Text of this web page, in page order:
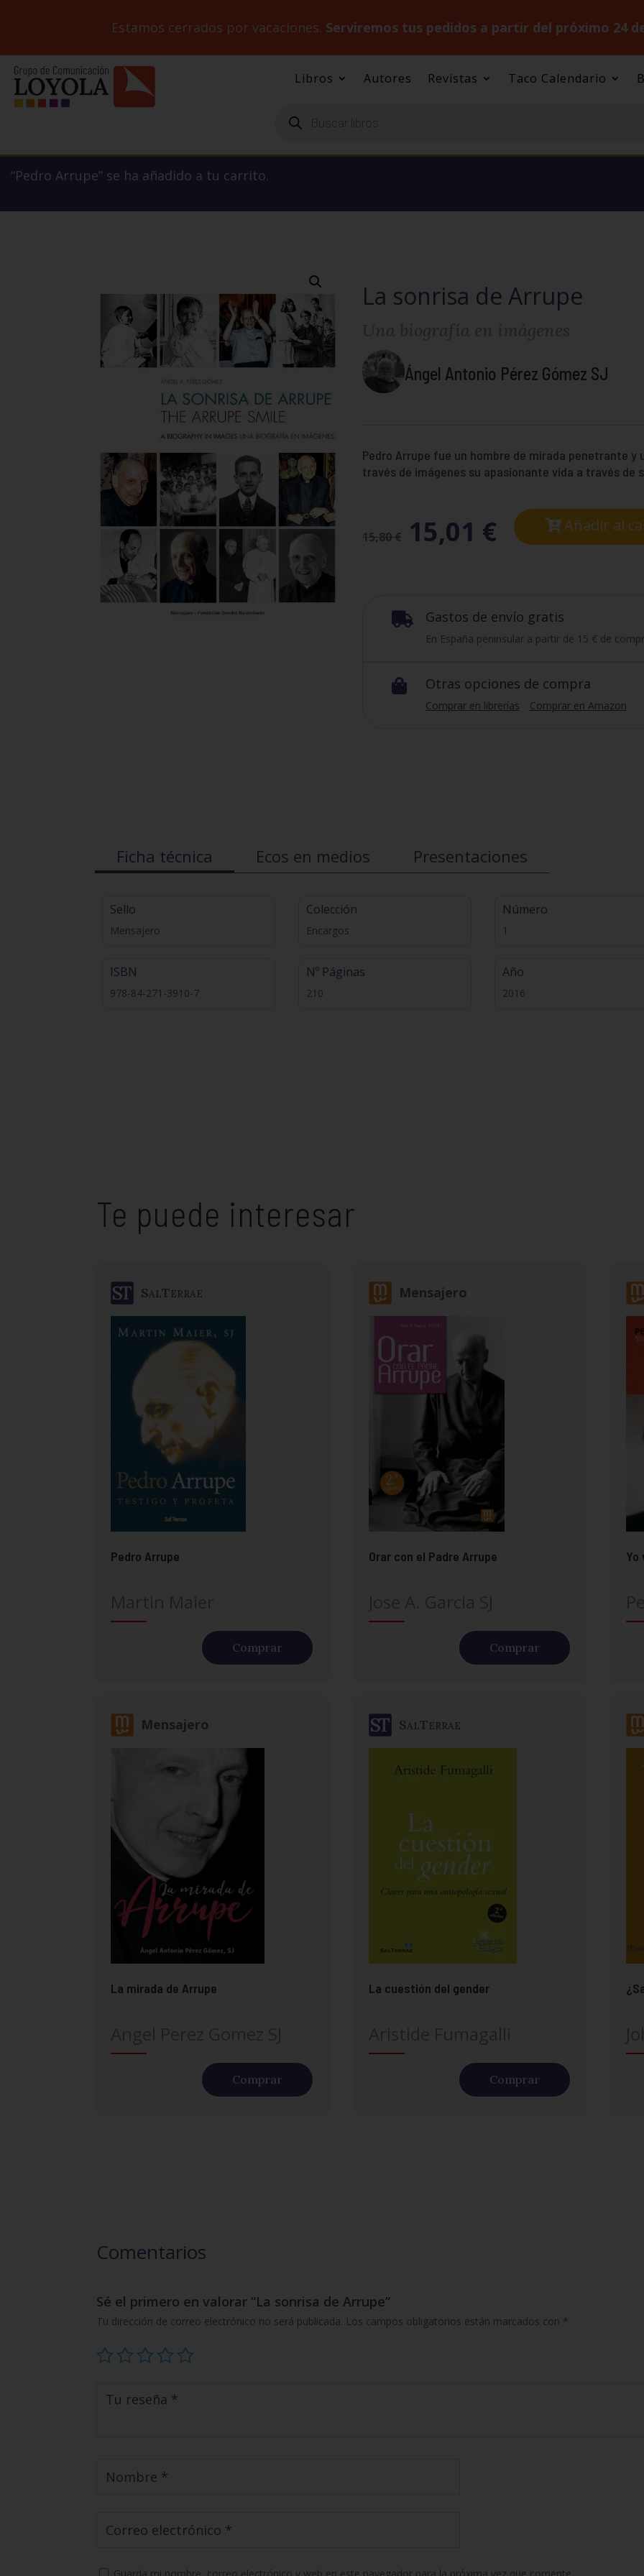
Estamos cerrados por vacaciones. Serviremos tus pedidos a partir del próximo 24
Libros Autores Revistas Taco Calendario
productos
“Pedro Arrupe” se ha añadido a tu carrito.
La sonrisa de Arrupe
Ángel Antonio Pérez Gómez SJ
Pedro Arrupe fue un hombre de mirada penetrante y
través de imágenes su apasionante vida a través de
15,80€ 15,01 € Añadir al
 Gastos de envío gratis
En España peninsular a partir de 15 € de
 Otras opciones de compra
Comprar en librerías Comprar en Amazon
Ficha técnica Ecos en medios Presentaciones
Sello
Mensajero
ISBN
978-84-271-3910-7
Colección
Encargos
Nº Páginas
210
Número
1
Año
2016
Te puede interesar
SalTerrae
Pedro Arrupe
Comprar
Mensajero
Orar con el Padre Arrupe
Comprar
Yo
Mensajero
La mirada de Arrupe
Comprar
SalTerrae
La cuestión del gender
Comprar
Comentarios
Sé el primero en valorar “La sonrisa de Arrupe”
Tu dirección de correo electrónico no será publicada. Los campos obligatorios están marcados con *